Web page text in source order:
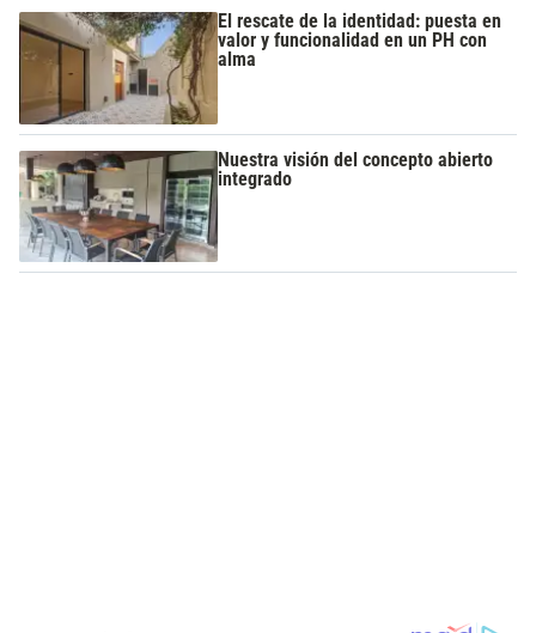
El rescate de la identidad: puesta en
valor y funcionalidad en un PH con
alma
Nuestra visión del concepto abierto
integrado